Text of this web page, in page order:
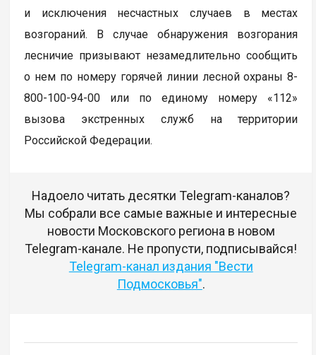
и исключения несчастных случаев в местах
возгораний. В случае обнаружения возгорания
лесничие призывают незамедлительно сообщить
о нем по номеру горячей линии лесной охраны 8-
800-100-94-00 или по единому номеру «112»
вызова экстренных служб на территории
Российской Федерации.
Надоело читать десятки Telegram-каналов?
Мы собрали все самые важные и интересные
новости Московского региона в новом
Telegram-канале. Не пропусти, подписывайся!
Telegram-канал издания "Вести
Подмосковья".